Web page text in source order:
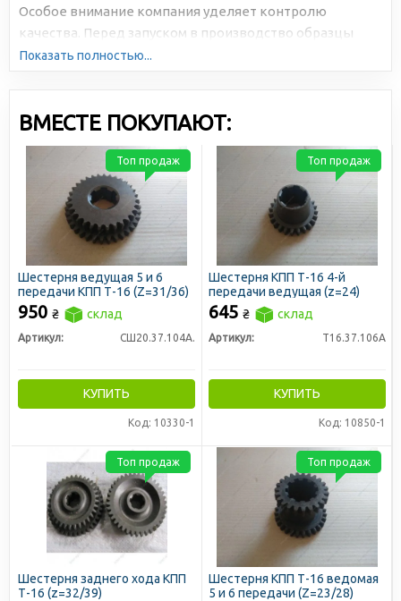
Особое внимание компания уделяет контролю
качества. Перед запуском в производство образцы
подвергаются многократному и всестороннему
Показать полностью...
ВМЕСТЕ ПОКУПАЮТ:
Шестерня ведущая 5 и 6
передачи КПП Т-16 (Z=31/36)
950 ₴ склад
Артикул: СШ20.37.104А.
КУПИТЬ
Код: 10330-1
Топ продаж
Шестерня КПП Т-16 4-й
передачи ведущая (z=24)
645 ₴ склад
Артикул: Т16.37.106А
КУПИТЬ
Код: 10850-1
Топ продаж
Шестерня заднего хода КПП
Т-16 (z=32/39)
Топ продаж
Шестерня КПП Т-16 ведомая
5 и 6 передачи (Z=23/28)
Топ продаж